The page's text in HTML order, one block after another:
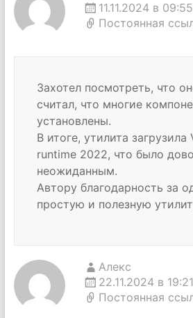
11.11.2024 в 09:55
Постоянная
Захотел посмотреть, что
считал, что многие
установлены.
В итоге, утилита
runtime 2022, что было
неожиданным.
Автору благодарность за
простую и полезную
Алекс
22.11.2024 в 19:21
Постоянная